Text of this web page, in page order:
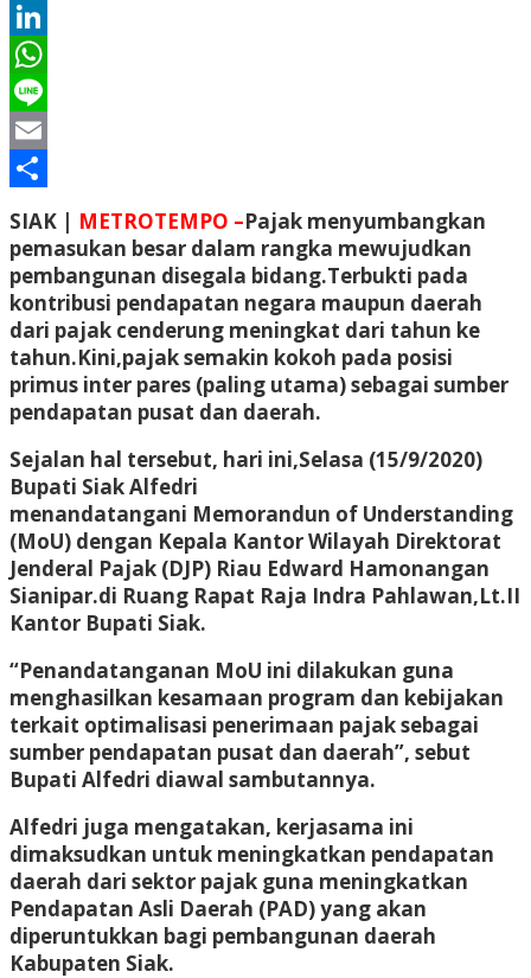
Twitter
LinkedIn
WhatsApp
Line
Email
Share
SIAK | METROTEMPO –Pajak menyumbangkan
pemasukan besar dalam rangka mewujudkan
pembangunan disegala bidang.Terbukti pada
kontribusi pendapatan negara maupun daerah
dari pajak cenderung meningkat dari tahun ke
tahun.Kini,pajak semakin kokoh pada posisi
primus inter pares (paling utama) sebagai sumber
pendapatan pusat dan daerah.
Sejalan hal tersebut, hari ini,Selasa (15/9/2020)
Bupati Siak Alfedri
menandatangani Memorandun of Understanding
(MoU) dengan Kepala Kantor Wilayah Direktorat
Jenderal Pajak (DJP) Riau Edward Hamonangan
Sianipar.di Ruang Rapat Raja Indra Pahlawan,Lt.II
Kantor Bupati Siak.
“Penandatanganan MoU ini dilakukan guna
menghasilkan kesamaan program dan kebijakan
terkait optimalisasi penerimaan pajak sebagai
sumber pendapatan pusat dan daerah”, sebut
Bupati Alfedri diawal sambutannya.
Alfedri juga mengatakan, kerjasama ini
dimaksudkan untuk meningkatkan pendapatan
daerah dari sektor pajak guna meningkatkan
Pendapatan Asli Daerah (PAD) yang akan
diperuntukkan bagi pembangunan daerah
Kabupaten Siak.